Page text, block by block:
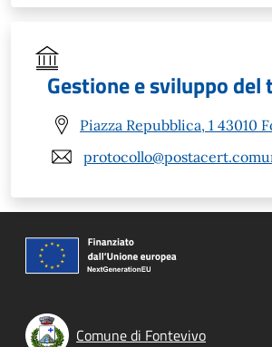
Gestione e sviluppo
Piazza Repubblica, 1 43010
Comune di Fontevivo